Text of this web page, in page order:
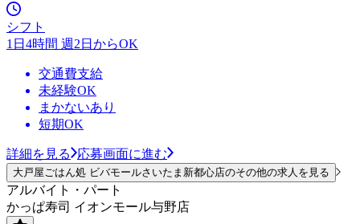
シフト
1日4時間 週2日からOK
交通費支給
未経験OK
まかないあり
短期OK
詳細を見る 応募画面に進む
大戸屋ごはん処 ビバモールさいたま新都心店のその他の求人を見る
アルバイト・パート
かっぱ寿司 イオンモール与野店